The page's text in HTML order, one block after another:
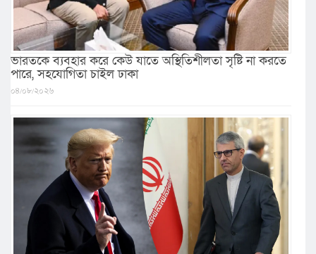
ভারতকে ব্যবহার করে কেউ যাতে অস্থিতিশীলতা সৃষ্টি না করতে
পারে, সহযোগিতা চাইল ঢাকা
০৪/০৮/২০২৬